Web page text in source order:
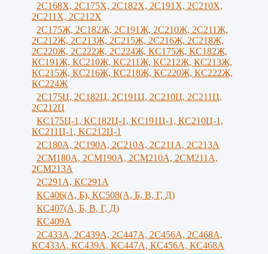
2С168Х, 2С175Х, 2С182Х, 2С191Х, 2С210Х,
2С211Х, 2С212Х
2С175Ж, 2С182Ж, 2С191Ж, 2С210Ж, 2C211Ж,
2С212Ж, 2С213Ж, 2С215Ж, 2С216Ж, 2С218Ж,
2С220Ж, 2С222Ж, 2С224Ж, КС175Ж, КС182Ж,
КС191Ж, КС210Ж, КС211Ж, КС212Ж, КС213Ж,
КС215Ж, КС216Ж, КС218Ж, КС220Ж, КС222Ж,
КС224Ж
2С175Ц, 2С182Ц, 2С191Ц, 2С210Ц, 2С211Ц,
2С212Ц
КС175Ц-1, КС182Ц-1, КС191Ц-1, КС210Ц-1,
КС211Ц-1, KС212Ц-1
2С180А, 2С190А, 2С210А, 2C211A, 2C213A
2СМ180А, 2СМ190А, 2CM210A, 2СМ211А,
2СМ213А
2С291А, КС291А
КС406(А, Б), КС508(А, Б, В, Г, Д)
КС407(А, Б, В, Г, Д)
КС409А
2С433А, 2С439А, 2С447А, 2С456А, 2С468А,
КС433А, КС439А, КС447А, КС456А, КС468А